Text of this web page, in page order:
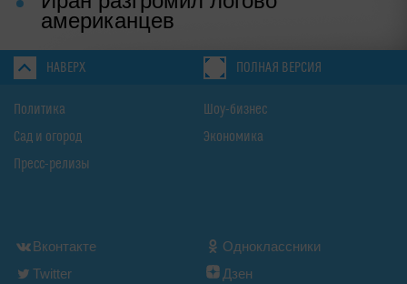
американцев
НАВЕРХ ПОЛНАЯ ВЕРСИЯ
Политика
Сад и огород
Пресс-релизы
Шоу-бизнес
Экономика
Вконтакте
Одноклассники
Twitter
Дзен